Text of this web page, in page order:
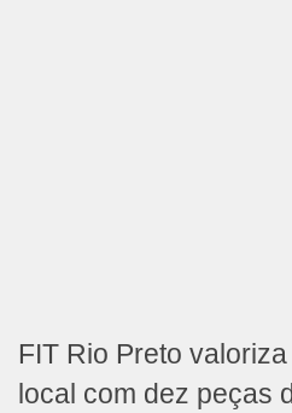
FIT Rio Preto
local com dez peças